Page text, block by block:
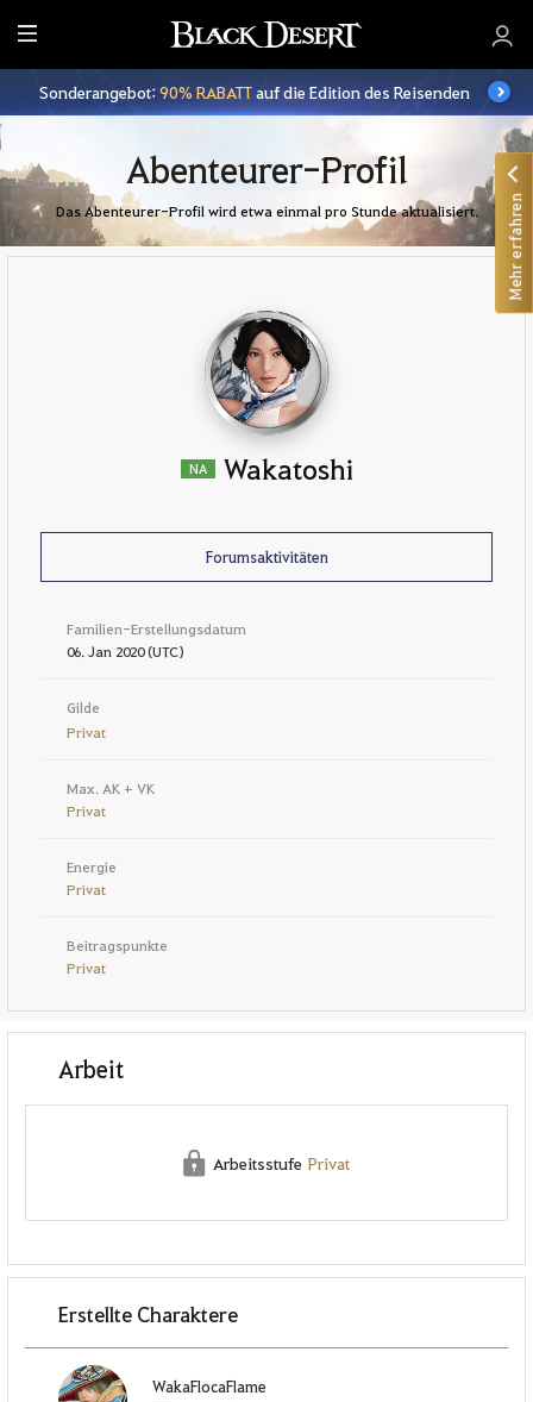
A
l
l Sonderangebot:90% RABATTauf die Edition des Reisenden
Abenteurer-Profil
Das Abenteurer-Profil wird etwa einmal pro Stunde aktualisiert.
NA Wakatoshi
Forumsaktivitäten
Familien-Erstellungsdatum
06. Jan 2020 (UTC)
Gilde
Privat
Max. AK + VK
Privat
Energie
Privat
Beitragspunkte
Privat
Arbeit
Arbeitsstufe Privat
Erstellte Charaktere
WakaFlocaFlame
Mehr erfahren